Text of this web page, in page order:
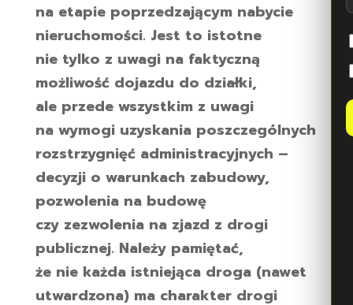
na etapie poprzedzającym nabycie
nieruchomości. Jest to istotne
nie tylko z uwagi na faktyczną
możliwość dojazdu do działki,
ale przede wszystkim z uwagi
na wymogi uzyskania poszczególnych
rozstrzygnięć administracyjnych –
decyzji o warunkach zabudowy,
pozwolenia na budowę
czy zezwolenia na zjazd z drogi
publicznej. Należy pamiętać,
że nie każda istniejąca droga (nawet
utwardzona) ma charakter drogi